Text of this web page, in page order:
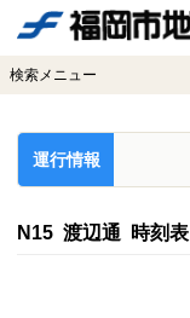
検索メニュー
運行情報
N15 渡辺通 時刻表